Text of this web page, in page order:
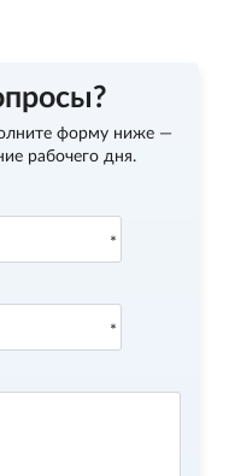
форму ниже —
рабочего дня.